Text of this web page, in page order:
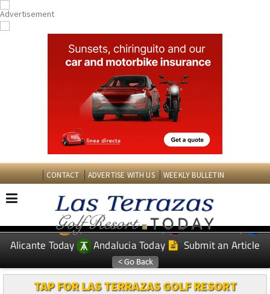
CONTACT ADVERTISE WITH US WEEKLY BULLETIN
EDITIONS: Spanish News Today
Murcia Today
Alicante Today
Andalucia Today Submit an Article
TAP FOR LAS TERRAZAS GOLF RESORT